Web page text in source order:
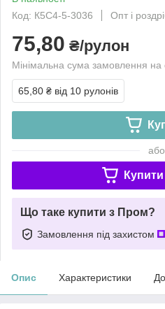
Код: К5С4-5-3036
Опт і
75,80 ₴/рулон
Мінімальна сума замовлення
65,80 ₴ від 10 рулонів
або
Купити
Що таке купити з Пром?
Замовлення під захистом
Опис Характеристики